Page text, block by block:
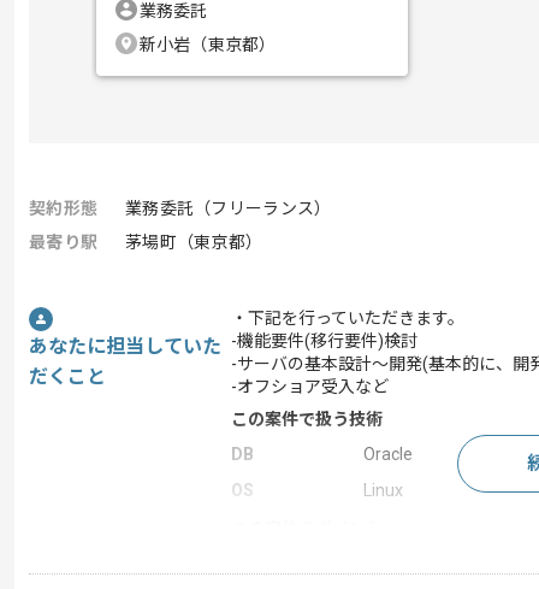
業務委託
新小岩（東京都）
契約形態
業務委託（フリーランス）
最寄り駅
茅場町（東京都）
あなたに担当していた
だくこと
・下記を行っていただきます。
-機能要件(移行要件)検討
-サーバの基本設計～開発(基本的に、開
-オフショア受入など
この案件で扱う技術
DB
Oracle
OS
Linux